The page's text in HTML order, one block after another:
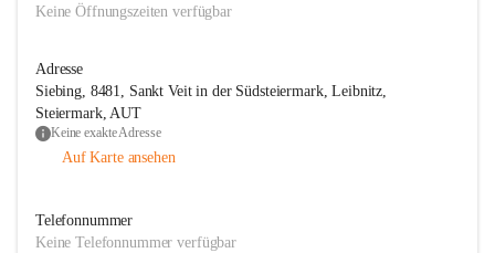
Keine Öffnungszeiten verfügbar
Adresse
Siebing, 8481, Sankt Veit in der Südsteiermark, Leibnitz,
Steiermark, AUT
Keine exakte Adresse
Auf Karte ansehen
Telefonnummer
Keine Telefonnummer verfügbar